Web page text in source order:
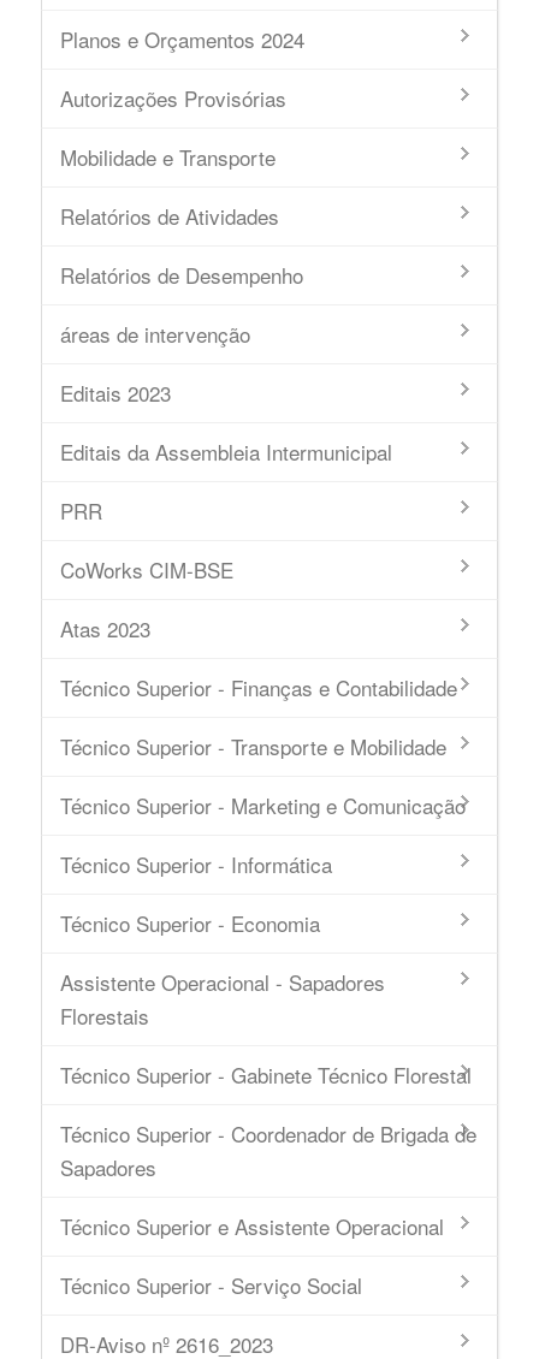
Planos e Orçamentos 2024
Autorizações Provisórias
Mobilidade e Transporte
Relatórios de Atividades
Relatórios de Desempenho
áreas de intervenção
Editais 2023
Editais da Assembleia Intermunicipal
PRR
CoWorks CIM-BSE
Atas 2023
Técnico Superior - Finanças e Contabilidade
Técnico Superior - Transporte e Mobilidade
Técnico Superior - Marketing e Comunicação
Técnico Superior - Informática
Técnico Superior - Economia
Assistente Operacional - Sapadores
Florestais
Técnico Superior - Gabinete Técnico Florestal
Técnico Superior - Coordenador de Brigada de
Sapadores
Técnico Superior e Assistente Operacional
Técnico Superior - Serviço Social
DR-Aviso nº 2616_2023